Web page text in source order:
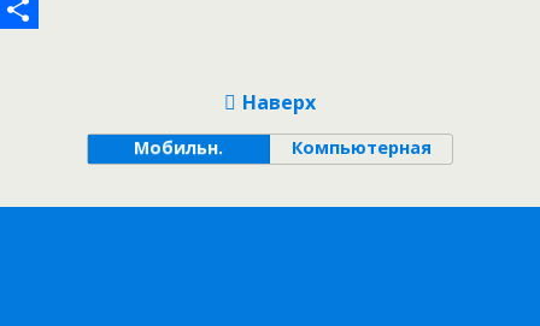
Twitter
Наверх
Мобильн. Компьютерная